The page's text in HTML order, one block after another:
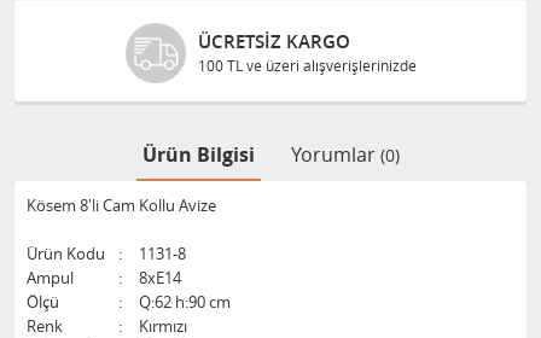
ÜCRETSIZ KARGO
100 TL ve üzeri alışverişlerinizde
Ürün Bilgisi Yorumlar (0)
Kösem 8'li Cam Kollu Avize
Ürün Kodu :
1131-8
Ampul
:
8xE14
Ölçü
:
Q:62 h:90 cm
Renk
:
Kırmızı